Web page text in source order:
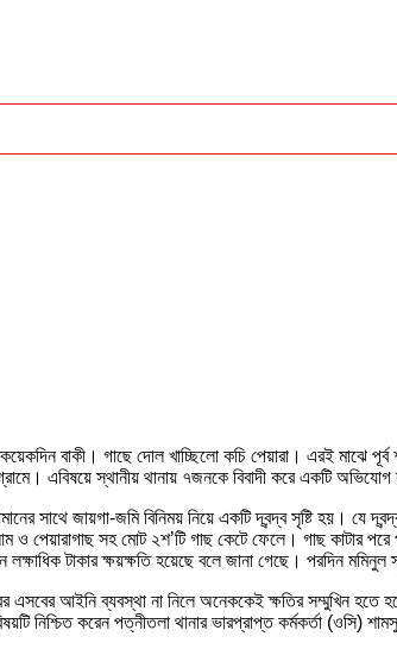
বাকী। গাছে দোল খাচ্ছিলো কচি পেয়ারা। এরই মাঝে
গ্রামে। এবিষয়ে স্থানীয় থানায় ৭জনকে বিবাদী করে একটি
সাথে জায়গা-জমি বিনিময় নিয়ে একটি দ্বন্দ্ব সৃষ্টি হয়। যে
পেয়ারাগাছ সহ মোট ২শ’টি গাছ কেটে ফেলে। গাছ কাটার
টাকার ক্ষয়ক্ষতি হয়েছে বলে জানা গেছে। পরদিন
আইনি ব্যবস্থা না নিলে অনেককেই ক্ষতির সম্মুখিন হতে
নিশ্চিত করেন পত্নীতলা থানার ভারপ্রাপ্ত কর্মকর্তা